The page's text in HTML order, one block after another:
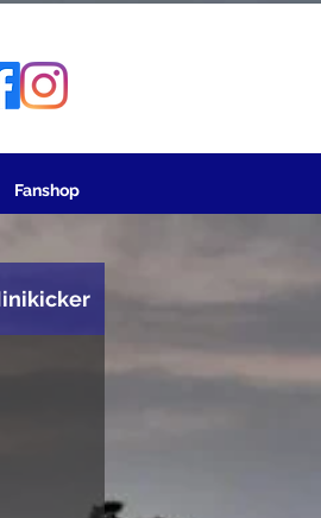
Fanshop